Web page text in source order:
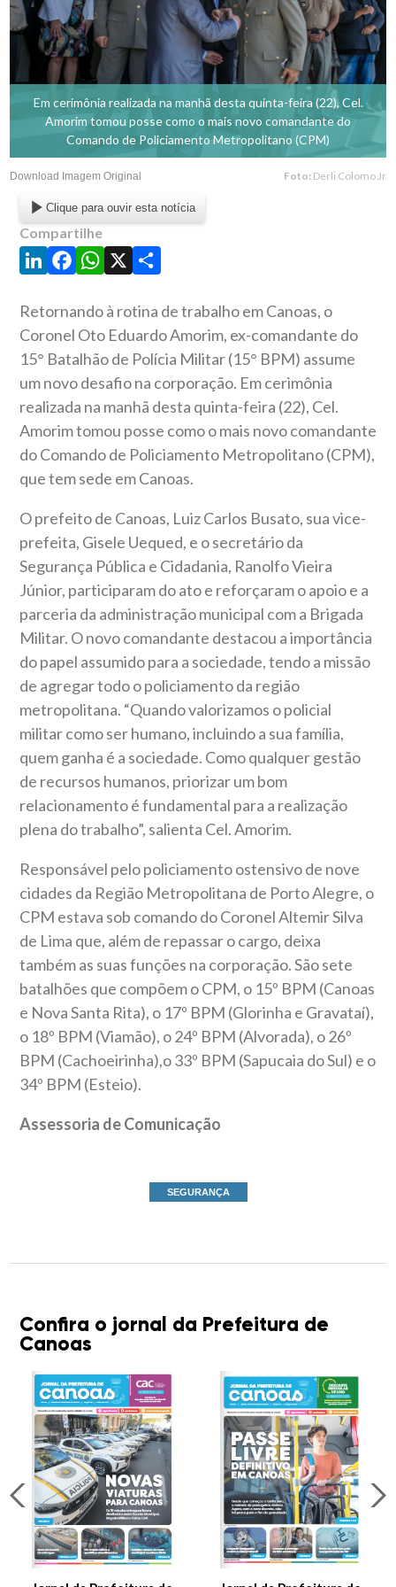
Em cerimônia realizada na manhã desta quinta-feira (22), Cel.
Amorim tomou posse como o mais novo comandante do
Comando de Policiamento Metropolitano (CPM)
Download Imagem Original Foto: Derli Colomo Jr
Clique para ouvir esta notícia
Compartilhe
LinkedIn
Facebook
WhatsApp
X Share
Retornando à rotina de trabalho em Canoas, o
Coronel Oto Eduardo Amorim, ex-comandante do
15° Batalhão de Polícia Militar (15° BPM) assume
um novo desafio na corporação. Em cerimônia
realizada na manhã desta quinta-feira (22), Cel.
Amorim tomou posse como o mais novo comandante
do Comando de Policiamento Metropolitano (CPM),
que tem sede em Canoas.
O prefeito de Canoas, Luiz Carlos Busato, sua vice-
prefeita, Gisele Uequed, e o secretário da
Segurança Pública e Cidadania, Ranolfo Vieira
Júnior, participaram do ato e reforçaram o apoio e a
parceria da administração municipal com a Brigada
Militar. O novo comandante destacou a importância
do papel assumido para a sociedade, tendo a missão
de agregar todo o policiamento da região
metropolitana. “Quando valorizamos o policial
militar como ser humano, incluindo a sua família,
quem ganha é a sociedade. Como qualquer gestão
de recursos humanos, priorizar um bom
relacionamento é fundamental para a realização
plena do trabalho”, salienta Cel. Amorim.
Responsável pelo policiamento ostensivo de nove
cidades da Região Metropolitana de Porto Alegre, o
CPM estava sob comando do Coronel Altemir Silva
de Lima que, além de repassar o cargo, deixa
também as suas funções na corporação. São sete
batalhões que compõem o CPM, o 15º BPM (Canoas
e Nova Santa Rita), o 17º BPM (Glorinha e Gravataí),
o 18º BPM (Viamão), o 24º BPM (Alvorada), o 26º
BPM (Cachoeirinha),o 33º BPM (Sapucaia do Sul) e o
34º BPM (Esteio).
Assessoria de Comunicação
SEGURANÇA
Confira o jornal da Prefeitura de
Canoas